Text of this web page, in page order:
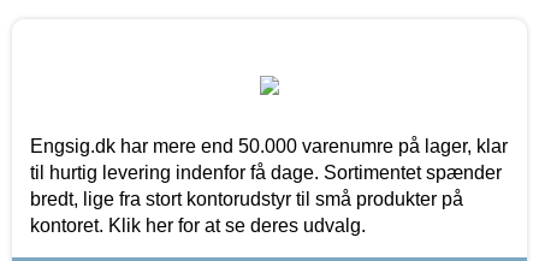
Engsig.dk har mere end 50.000 varenumre på lager, klar
til hurtig levering indenfor få dage. Sortimentet spænder
bredt, lige fra stort kontorudstyr til små produkter på
kontoret. Klik her for at se deres udvalg.